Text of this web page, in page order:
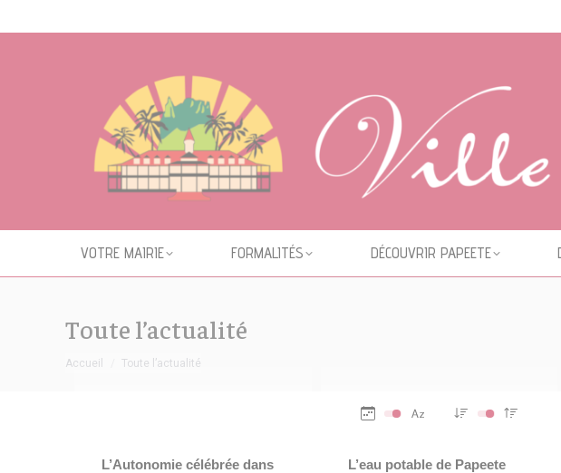
VOTRE MAIRIE FORMALITÉS DÉCOUVRIR PAPEETE
Toute l’actualité
Vous êtes ici :
Accueil Toute l’actualité
L’Autonomie célébrée dans
L’eau potable de Papeete